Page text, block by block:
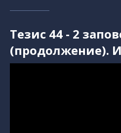
Тезис 44 - 2
(продолжение).